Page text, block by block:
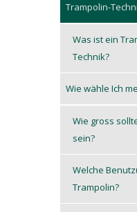
Trampolin-
Was ist ein
Technik?
Wie wähle Ich
Wie gross
sein?
Welche
Trampolin?